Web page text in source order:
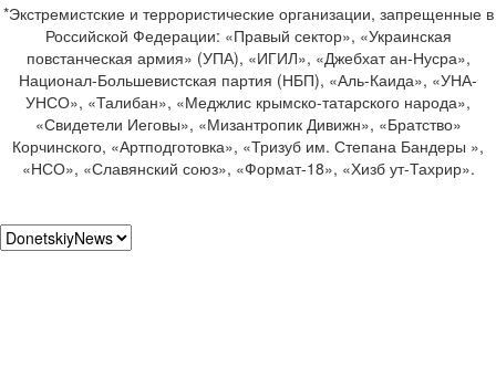
*Экстремистские и террористические организации, запрещенные в
Российской Федерации: «Правый сектор», «Украинская
повстанческая армия» (УПА), «ИГИЛ», «Джебхат ан-Нусра»,
Национал-Большевистская партия (НБП), «Аль-Каида», «УНА-
УНСО», «Талибан», «Меджлис крымско-татарского народа»,
«Свидетели Иеговы», «Мизантропик Дивижн», «Братство»
Корчинского, «Артподготовка», «Тризуб им. Степана Бандеры »,
«НСО», «Славянский союз», «Формат-18», «Хизб ут-Тахрир».